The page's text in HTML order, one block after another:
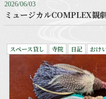
2026/06/03
ミュージカルCOMPLEX観
スペース貸し 寺院 日記 おけ